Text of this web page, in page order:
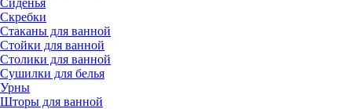
Сиденья
Скребки
Стаканы для ванной
Стойки для ванной
Столики для ванной
Сушилки для белья
Урны
Шторы для ванной